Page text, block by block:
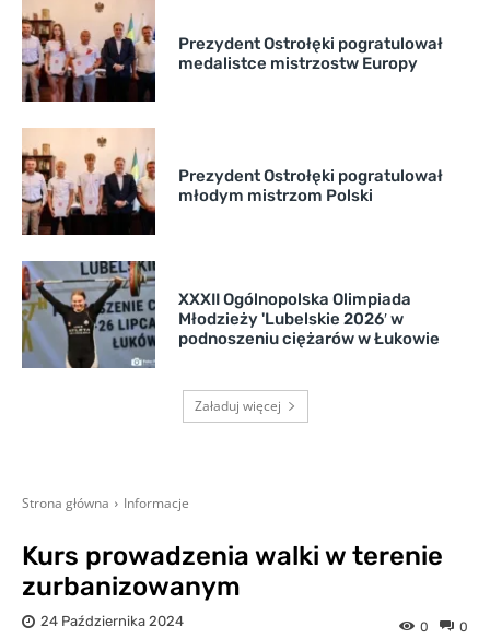
Prezydent Ostrołęki pogratulował
medalistce mistrzostw Europy
Prezydent Ostrołęki pogratulował
młodym mistrzom Polski
XXXII Ogólnopolska Olimpiada
Młodzieży 'Lubelskie 2026′ w
podnoszeniu ciężarów w Łukowie
Załaduj więcej